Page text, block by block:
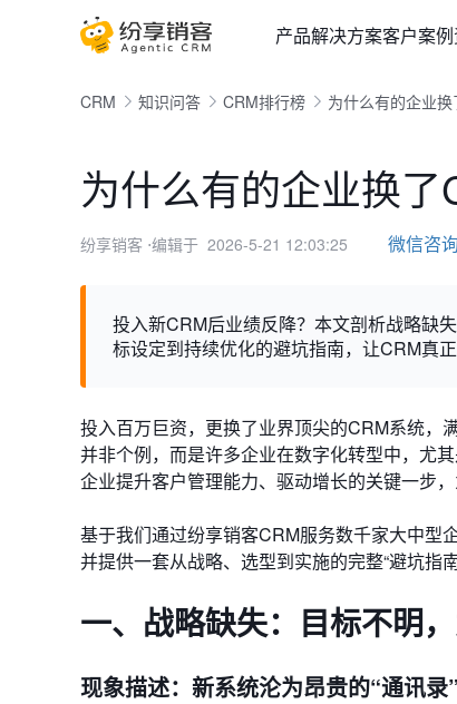
产品解决方案客户案例
CRM 知识问答 CRM排行榜 为什么有的企业换
为什么有的企业换了
纷享销客 ⋅编辑于 2026-5-21 12:03:25 微信咨询
投入新CRM后业绩反降？本文剖析战略缺
标设定到持续优化的避坑指南，让CRM真正
投入百万巨资，更换了业界顶尖的CRM系统，
并非个例，而是许多企业在数字化转型中，尤
企业提升客户管理能力、驱动增长的关键一步
基于我们通过纷享销客CRM服务数千家大中型
并提供一套从战略、选型到实施的完整“避坑指
一、战略缺失：目标不明
现象描述：新系统沦为昂贵的“通讯录”